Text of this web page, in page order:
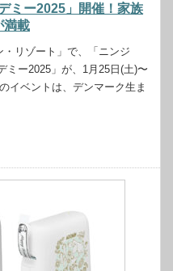
ミー2025」開催！家族
満載
リゾート」で、「ニンジ
ミー2025」が、1月25日(土)〜
イベントは、デンマーク生ま